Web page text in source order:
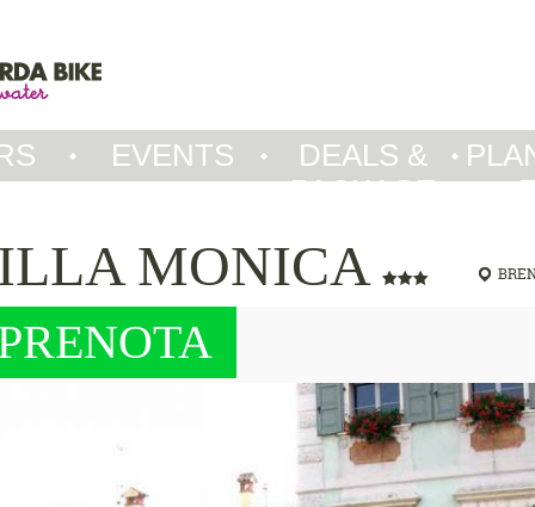
EVENTS
DEALS &
PACKAGE
MONICA